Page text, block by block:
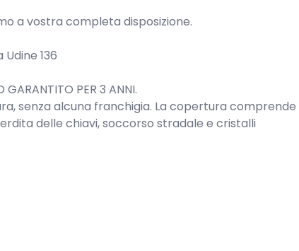
a vostra completa disposizione.
136
GARANTITO PER 3 ANNI.
senza alcuna franchigia. La copertura comprende
delle chiavi, soccorso stradale e cristalli